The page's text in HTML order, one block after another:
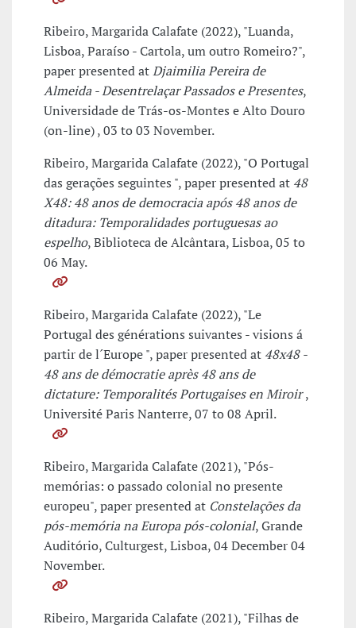
Ribeiro, Margarida Calafate (2022), "Luanda,
Lisboa, Paraíso - Cartola, um outro Romeiro?",
paper presented atDjaimilia Pereira de
Almeida - Desentrelaçar Passados e Presentes,
Universidade de Trás-os-Montes e Alto Douro
(on-line) , 03 to 03 November.
Ribeiro, Margarida Calafate (2022), "O Portugal
das gerações seguintes ", paper presented at 48
X48: 48 anos de democracia após 48 anos de
ditadura: Temporalidades portuguesas ao
espelho, Biblioteca de Alcântara, Lisboa, 05 to
06 May.
Ribeiro, Margarida Calafate (2022), "Le
Portugal des générations suivantes - visions á
partir de l´Europe ", paper presented at 48x48 -
48 ans de démocratie après 48 ans de
dictature: Temporalités Portugaises en Miroir,
Université Paris Nanterre, 07 to 08 April.
Ribeiro, Margarida Calafate (2021), "Pós-
memórias: o passado colonial no presente
europeu", paper presented at Constelações da
pós-memória na Europa pós-colonial, Grande
Auditório, Culturgest, Lisboa, 04 December 04
November.
Ribeiro, Margarida Calafate (2021), "Filhas de